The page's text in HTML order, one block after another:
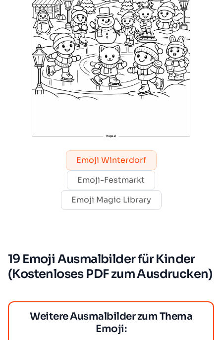
Emoji Winterdorf
Emoji-Festmarkt
Emoji Magic Library
19 Emoji Ausmalbilder für Kinder
(Kostenloses PDF zum Ausdrucken)
Weitere Ausmalbilder zum Thema
Emoji: